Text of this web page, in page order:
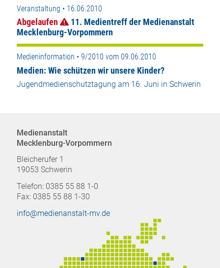
Veranstaltung • 16.06.2010
Abgelaufen
11. Medientreff der Medienanstalt
Mecklenburg-Vorpommern
Medieninformation • 9/2010 vom 09.06.2010
Medien: Wie schützen wir unsere Kinder?
Jugendmedienschutztagung am 16. Juni in Schwerin
Medienanstalt
Mecklenburg-Vorpommern
Bleicherufer 1
19053 Schwerin
Telefon: 0385 55 88 1-0
Fax: 0385 55 88 1-30
info@medienanstalt-mv.de